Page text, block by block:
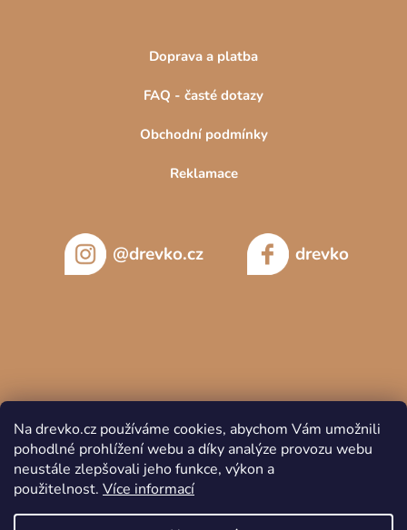
Na drevko.cz používáme cookies, abychom Vám umožnili
pohodlné prohlížení webu a díky analýze provozu webu
neustále zlepšovali jeho funkce, výkon a
použitelnost. Více informací
Doprava a platba
FAQ - časté dotazy
Obchodní podmínky
Reklamace
@drevko.cz drevko